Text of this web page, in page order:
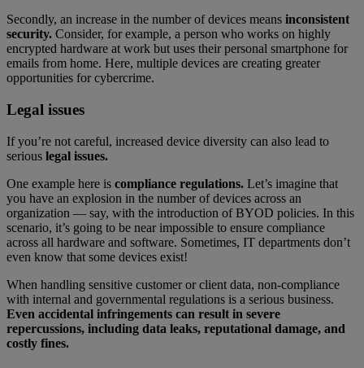
Secondly, an increase in the number of devices means inconsistent
security. Consider, for example, a person who works on highly
encrypted hardware at work but uses their personal smartphone for
emails from home. Here, multiple devices are creating greater
opportunities for cybercrime.
Legal issues
If you’re not careful, increased device diversity can also lead to
serious legal issues.
One example here is compliance regulations. Let’s imagine that
you have an explosion in the number of devices across an
organization — say, with the introduction of BYOD policies. In this
scenario, it’s going to be near impossible to ensure compliance
across all hardware and software. Sometimes, IT departments don’t
even know that some devices exist!
When handling sensitive customer or client data, non-compliance
with internal and governmental regulations is a serious business.
Even accidental infringements can result in severe
repercussions, including data leaks, reputational damage, and
costly fines.